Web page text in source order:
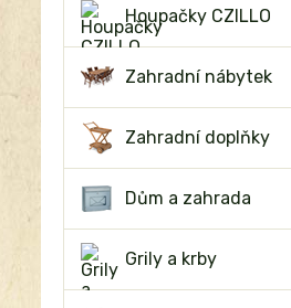
Houpačky CZILLO
Zahradní nábytek
Zahradní doplňky
Dům a zahrada
Grily a krby